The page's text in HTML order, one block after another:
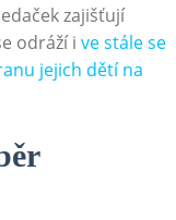
zajišťují
odráží i ve stále se
jejich dětí na